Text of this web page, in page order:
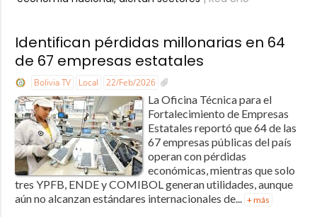
Identifican pérdidas millonarias en 64
de 67 empresas estatales
Bolivia TV Local 22/Feb/2026
La Oficina Técnica para el
Fortalecimiento de Empresas
Estatales reportó que 64 de las
67 empresas públicas del país
operan con pérdidas
económicas, mientras que solo
tres YPFB, ENDE y COMIBOL generan utilidades, aunque
aún no alcanzan estándares internacionales de...
+ más